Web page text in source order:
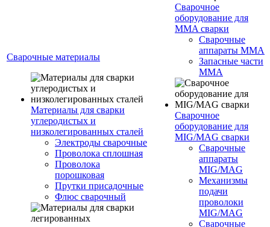
Сварочные материалы
Материалы для сварки
углеродистых и
низколегированных сталей
Электроды сварочные
Проволока сплошная
Проволока
порошковая
Прутки присадочные
Флюс сварочный
Сварочное
оборудование для
MMA сварки
Сварочные
аппараты MMA
Запасные части
MMA
Сварочное
оборудование для
MIG/MAG сварки
Сварочные
аппараты
MIG/MAG
Механизмы
подачи
проволоки
MIG/MAG
Сварочные